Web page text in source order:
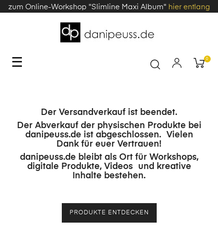
zum Online-Workshop "Slimline Maxi Album" hier entlang
Toggle
☰ 0
Der Versandverkauf ist beendet.
Der Abverkauf der physischen Produkte bei
danipeuss.de ist abgeschlossen. Vielen
Dank für euer Vertrauen!
danipeuss.de bleibt als Ort für Workshops,
digitale Produkte, Videos und kreative
Inhalte bestehen.
PRODUKTE ENTDECKEN